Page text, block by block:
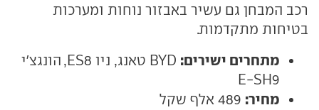
רכב המבחן גם עשיר באבזור נוחות ומערכות
בטיחות מתקדמות.
מתחרים ישירים:
BYD טאנג, ניו ES8, הונגצ'י
E-SH9
מחיר: